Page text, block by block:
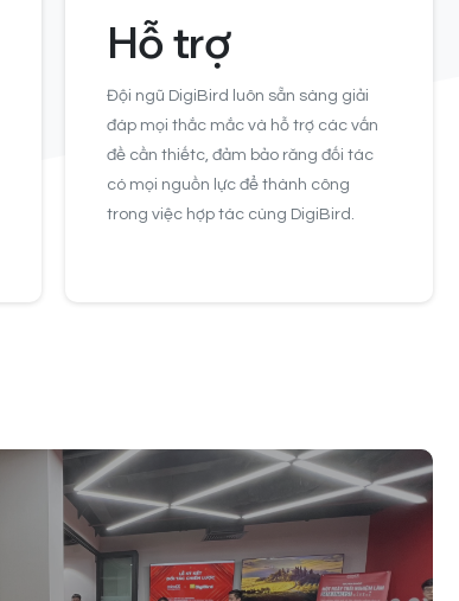
Hỗ trợ
Đội ngũ DigiBird luôn sẵn sàng giải
đáp mọi thắc mắc và hỗ trợ các vấn
đề cần thiếtc, đảm bảo răng đối tác
có mọi nguồn lực để thành công
trong việc hợp tác cùng DigiBird.